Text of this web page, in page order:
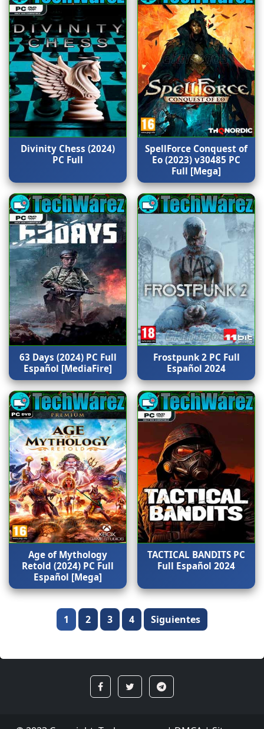
Divinity Chess (2024)
PC Full
SpellForce Conquest of
Eo (2023) v30485 PC
Full [Mega]
63 Days (2024) PC Full
Español [MediaFire]
Frostpunk 2 PC Full
Español 2024
Age of Mythology
Retold (2024) PC Full
Español [Mega]
TACTICAL BANDITS PC
Full Español 2024
Paginación
entradas
1 2 3 4 Siguientes